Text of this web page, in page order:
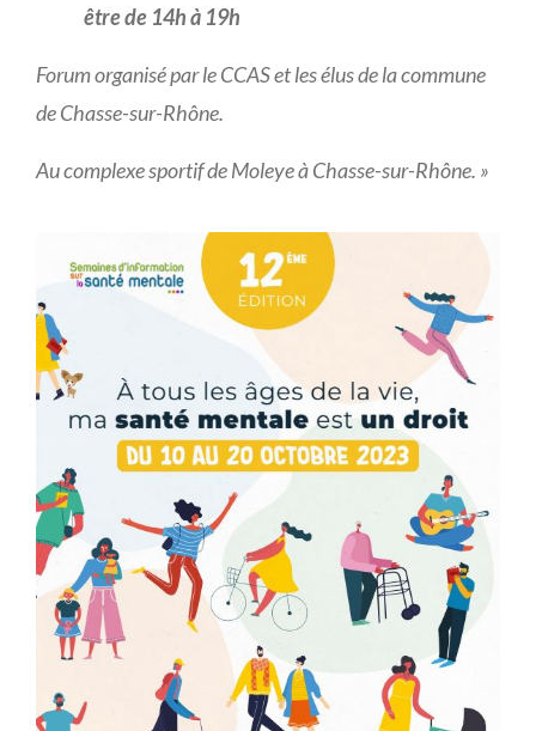
être de 14h à 19h
Forum organisé par le CCAS et les élus de la commune
de Chasse-sur-Rhône.
Au complexe sportif de Moleye à Chasse-sur-Rhône. »